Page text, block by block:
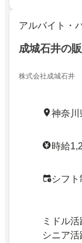
アルバイト・
成城石井の
株式会社成城石井
神奈川
時給
シフ
ミドル活
シニア活